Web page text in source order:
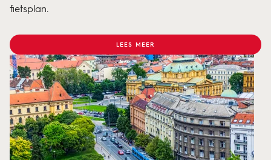
fietsplan.
LEES MEER